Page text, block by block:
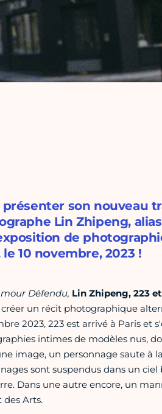
présenter son nouveau
Lin Zhipeng,
de
le 10 novembre, 2023 !
Défendu, Lin Zhipeng, 223
un récit photographique
2023, 223 est arrivé à Paris et
intimes de modèles nus,
image, un personnage saute à
sont suspendus dans un
Dans une autre encore, un
des Arts.